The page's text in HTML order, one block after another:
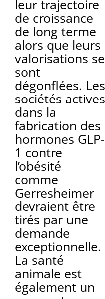
leur trajectoire
de croissance
de long terme
alors que leurs
valorisations se
sont
dégonflées. Les
sociétés actives
dans la
fabrication des
hormones GLP-
1 contre
l’obésité
comme
Gerresheimer
devraient être
tirés par une
demande
exceptionnelle.
La santé
animale est
également un